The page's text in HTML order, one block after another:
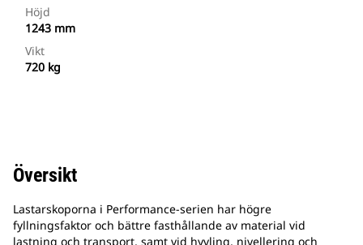
Höjd
1243 mm
Vikt
720 kg
Översikt
Lastarskoporna i Performance-serien har högre
fyllningsfaktor och bättre fasthållande av material vid
lastning och transport, samt vid hyvling, nivellering och